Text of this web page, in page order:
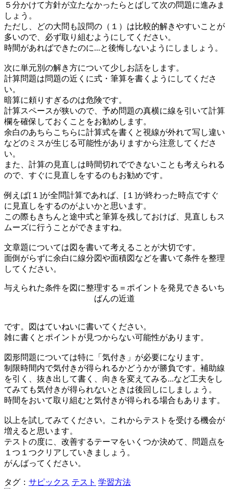
５分かけて方針が立たなかったらとばして次の問題に進みま
しょう。
ただし、どの大問も設問の（１）は比較的解きやすいことが
多いので、必ず取り組むようにしてください。
時間があればできたのに...と後悔しないようにしましょう。
次に単元別の解き方について少しお話をします。
計算問題は問題の近くに式・筆算を書くようにしてくださ
い。
暗算に頼りすぎるのは危険です。
計算スペースが狭いので、予め問題の真横に線を引いて計算
欄を確保しておくことをお勧めします。
余白のあちらこちらに計算式を書くと視線が外れて写し違い
などのミスが生じる可能性がありますから注意してくださ
い。
また、計算の見直しは時間切れでできないことも考えられる
ので、すぐに見直しをするのもお勧めです。
例えば[１]が全問計算であれば、[１]が終わった時点ですぐ
に見直しをするのがよいかと思います。
この際もきちんと途中式と筆算を残しておけば、見直しもス
ムーズに行うことができますね。
文章題については図を書いて考えることが大切です。
面倒がらずに余白に線分図や面積図などを書いて条件を整理
してください。
与えられた条件を図に整理する＝ポイントを発見できるいち
ばんの近道
です。図はていねいに書いてください。
雑に書くとポイントが見つからない可能性があります。
図形問題については特に「気付き」が必要になります。
制限時間内で気付きが得られるかどうかが勝負です。補助線
を引く、抜き出して書く、向きを変えてみる...など工夫をし
てみても気付きが得られないときは後回しにしましょう。
時間をおいて取り組むと気付きが得られる場合もあります。
以上を試してみてください。これからテストを受ける機会が
増えると思います。
テストの度に、改善するテーマをいくつか決めて、問題点を
１つ１つクリアしていきましょう。
がんばってください。
タグ： サピックス テスト 学習方法